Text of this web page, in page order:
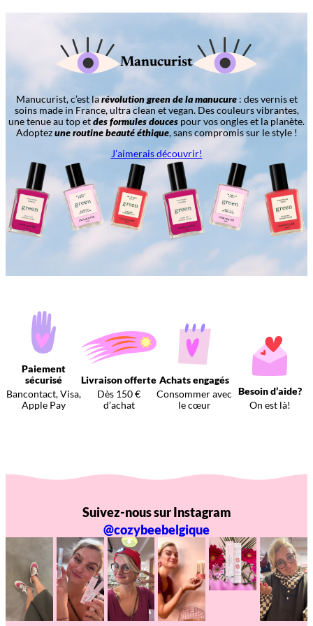
Manucurist
Manucurist, c’est larévolution green de la manucure: des vernis et
soins made in France, ultra clean et vegan. Des couleurs vibrantes,
une tenue au top etdes formules douces pour vos ongles et la planète.
Adoptezune routine beauté éthique, sans compromis sur le style !
J’aimerais découvrir!
Paiement
sécurisé
Bancontact, Visa,
Apple Pay
Livraison offerte
Dès 150 €
d’achat
Achats engagés
Consommer avec
le cœur
Besoin d’aide?
On est là!
Suivez-nous sur Instagram
@cozybeebelgique